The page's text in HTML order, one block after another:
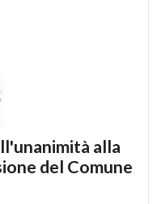
alla
del Comune